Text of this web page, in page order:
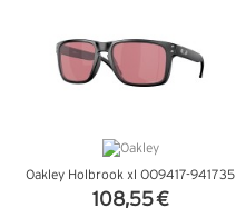
Oakley Holbrook xl OO9417-941735
108,55 €